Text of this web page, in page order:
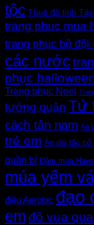
tộc Thuê đồ lính
trang phuc mua
trang phục bộ đội
các nước
phục
Trang phục Noel
tướng quân Tứ
cách tân nam Áo
trẻ em Áo dài tấc cổ
quần bí Đầm múa
múa yếm
điệu Aerobic đạo
em đồ vua